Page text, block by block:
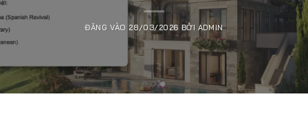
ĐĂNG VÀO 28/03/2026 BỞI ADMIN